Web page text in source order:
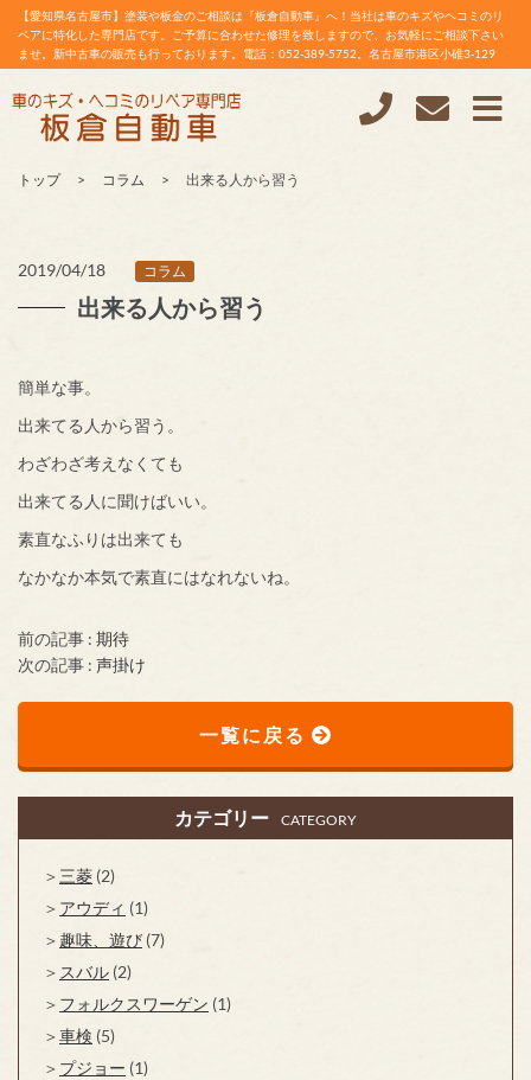
【愛知県名古屋市】塗装や板金のご相談は『板倉自動車』へ！当社は車のキズやヘコミのリ
ペアに特化した専門店です。ご予算に合わせた修理を致しますので、お気軽にご相談下さい
ませ。新中古車の販売も行っております。電話：052-389-5752。名古屋市港区小碓3-129
トップ コラム 出来る人から習う
2019/04/18 コラム
出来る人から習う
簡単な事。
出来てる人から習う。
わざわざ考えなくても
出来てる人に聞けばいい。
素直なふりは出来ても
なかなか本気で素直にはなれないね。
前の記事 : 期待
次の記事 : 声掛け
一覧に戻る
カテゴリー CATEGORY
三菱 (2)
アウディ (1)
趣味、遊び (7)
スバル (2)
フォルクスワーゲン (1)
車検 (5)
プジョー (1)